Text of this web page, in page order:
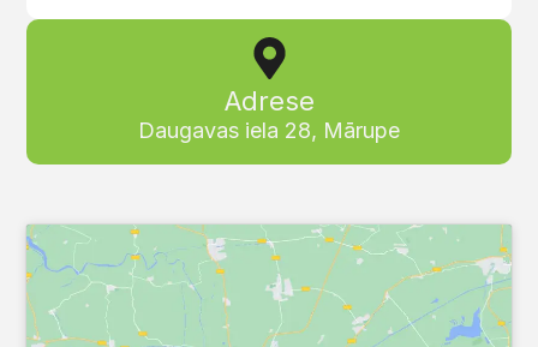
Adrese
Daugavas iela 28, Mārupe